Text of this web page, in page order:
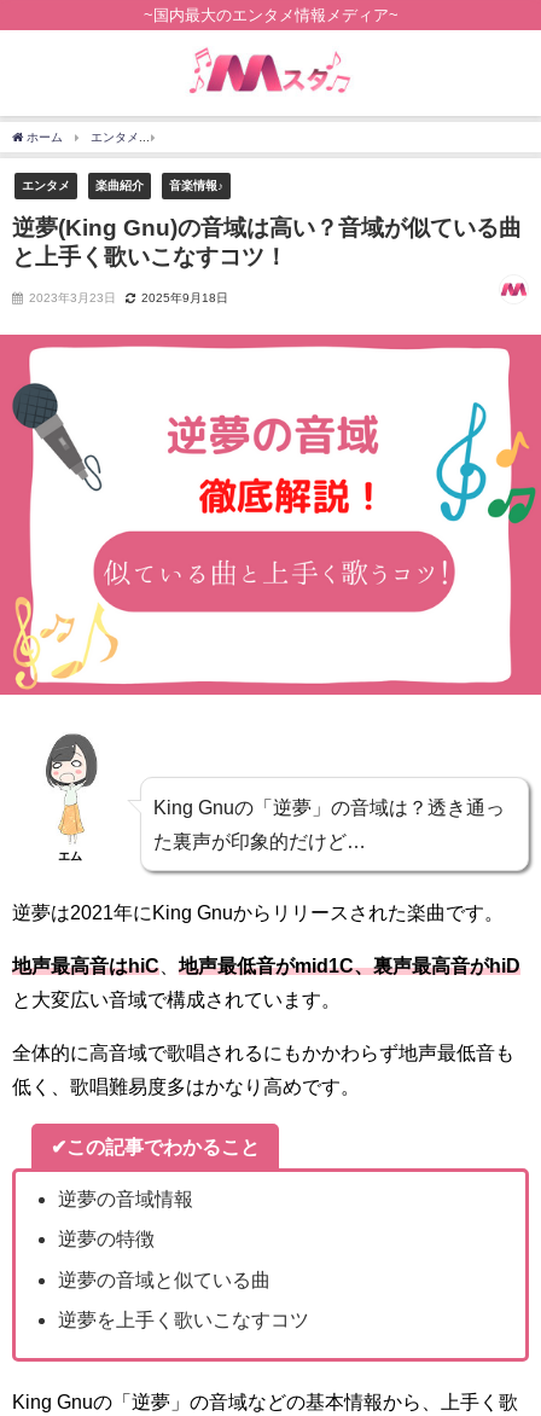
~国内最大のエンタメ情報メディア~
ホーム エンタメ
エンタメ 楽曲紹介 音楽情報♪
逆夢(King Gnu)の音域は高い？音域が似ている曲
と上手く歌いこなすコツ！
2023年3月23日 2025年9月18日
エム
King Gnuの「逆夢」の音域は？透き通っ
た裏声が印象的だけど…
逆夢は2021年にKing Gnuからリリースされた楽曲です。
地声最高音はhiC
地声最低音がmid1C、裏声最高音がhiD
と大変広い音域で構成されています。
全体的に高音域で歌唱されるにもかかわらず地声最低音も
低く、歌唱難易度多はかなり高めです。
✔この記事でわかること
逆夢の音域情報
逆夢の特徴
逆夢の音域と似ている曲
逆夢を上手く歌いこなすコツ
King Gnuの「逆夢」の音域などの基本情報から、上手く歌